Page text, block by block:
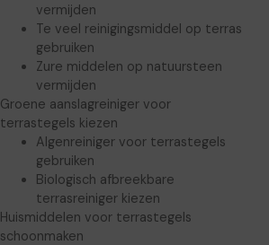
vermijden
Te veel reinigingsmiddel op terras
gebruiken
Zure middelen op natuursteen
vermijden
Groene aanslagreiniger voor
terrastegels kiezen
Algenreiniger voor terrastegels
gebruiken
Biologisch afbreekbare
terrasreiniger kiezen
Huismiddelen voor terrastegels
schoonmaken